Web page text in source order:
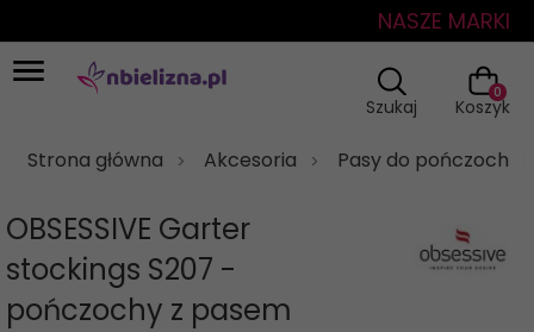
NASZE MARKI
Szukaj Koszyk
0
Strona główna Akcesoria Pasy do pończoch
OBSESSIVE Garter
stockings S207 -
pończochy z pasem